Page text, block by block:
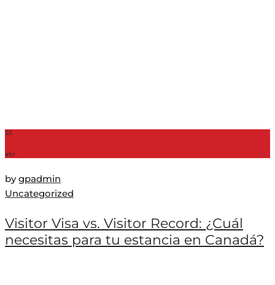
25
abr
bygpadmin
Uncategorized
Visitor Visa vs. Visitor Record: ¿Cuál
necesitas para tu estancia en Canadá?